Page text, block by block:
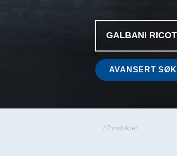
AVANSERT SØK
/ Produkter